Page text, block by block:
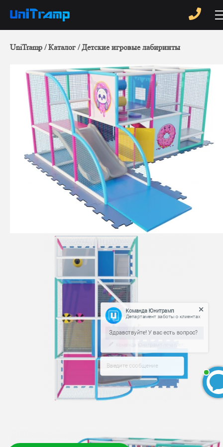
UniTramp Каталог Детские игровые лабиринты
Введите сообщение
Команда Юнитрамп
Департамент заботы о клиентах
Здравствуйте! У вас есть вопрос?
Команда Юнитрамп